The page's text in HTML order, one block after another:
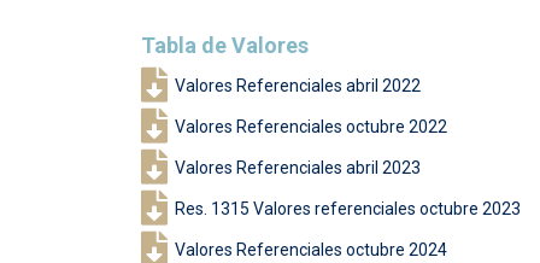
Tabla de Valores
Valores Referenciales abril 2022
Valores Referenciales octubre 2022
Valores Referenciales abril 2023
Res. 1315 Valores referenciales octubre 2023
Valores Referenciales octubre 2024